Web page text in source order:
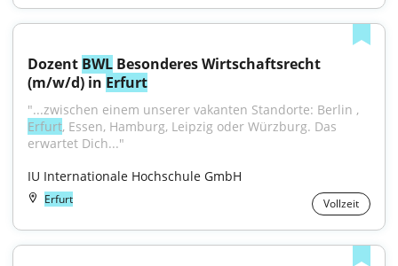
Dozent BWL Besonderes Wirtschaftsrecht
(m/w/d) in Erfurt
Erfurt, Essen, Hamburg, Leipzig oder Würzburg. Das
erwartet Dich..."
IU Internationale Hochschule GmbH
Erfurt Vollzeit